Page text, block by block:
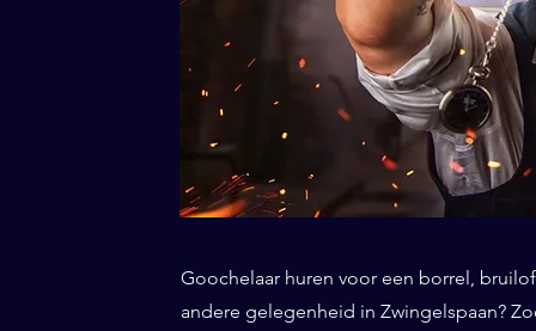
Goochelaar huren voor een borrel,
andere gelegenheid in Zwingelspaan?